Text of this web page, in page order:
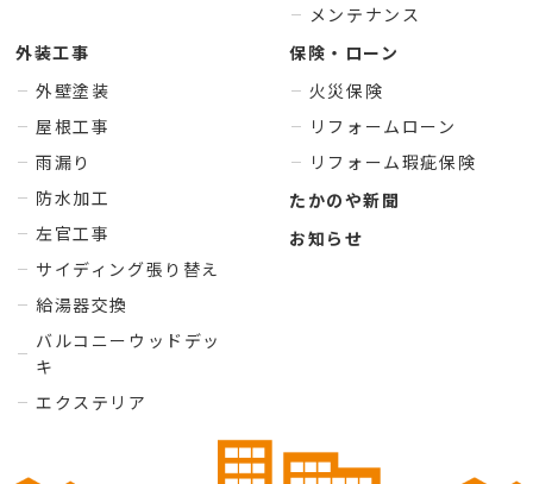
メンテナンス
外装工事
外壁塗装
屋根工事
雨漏り
防水加工
左官工事
サイディング張り替え
給湯器交換
バルコニーウッドデッ
キ
エクステリア
保険・ローン
火災保険
リフォームローン
リフォーム瑕疵保険
たかのや新聞
お知らせ